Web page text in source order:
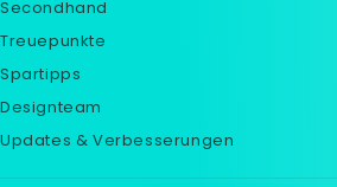
Secondhand
Treuepunkte
Spartipps
Designteam
Updates & Verbesserungen